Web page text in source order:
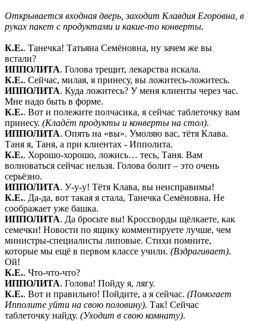
Открывается входная дверь, заходит Клавдия Егоровна, в
руках пакет с продуктами и какие-то конверты.
К.Е.. Танечка! Татьяна Семёновна, ну зачем же вы
встали?
ИППОЛИТА. Голова трещит, лекарства искала.
К.Е.. Сейчас, милая, я принесу, вы ложитесь-ложитесь.
ИППОЛИТА. Куда ложитесь? У меня клиенты через час.
Мне надо быть в форме.
К.Е.. Вот и полежите полчасика, я сейчас таблеточку вам
принесу. (Кладёт продукты и конверты на стол).
ИППОЛИТА. Опять на «вы». Умоляю вас, тётя Клава.
Таня я, Таня, а при клиентах - Ипполита.
К.Е.. Хорошо-хорошо, ложись… тесь, Таня. Вам
волноваться сейчас нельзя. Голова болит – это очень
серьёзно.
ИППОЛИТА. У-у-у! Тётя Клава, вы неисправимы!
К.Е.. Да-да, вот такая я стала, Танечка Семёновна. Не
соображает уже башка.
ИППОЛИТА. Да бросьте вы! Кроссворды щёлкаете, как
семечки! Новости по ящику комментируете лучше, чем
министры-специалисты липовые. Стихи помните,
которые мы ещё в первом классе учили. (Вздрагивает).
Ой!
К.Е.. Что-что-что?
ИППОЛИТА. Голова! Пойду я, лягу.
К.Е.. Вот и правильно! Пойдите, а я сейчас. (Помогает
Ипполите уйти на свою половину). Так! Сейчас
таблеточку найду. (Уходит в свою комнату).